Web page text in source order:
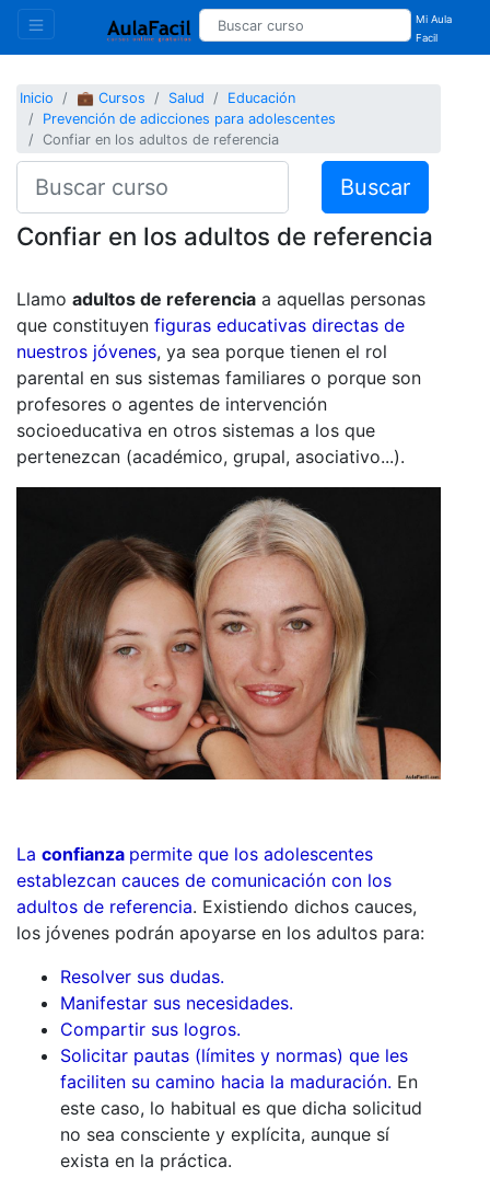
Mi Aula
Facil
Inicio 💼 Cursos Salud
Educación
Prevención de adicciones para adolescentes
Confiar en los adultos de referencia
Buscar
Confiar en los adultos de referencia
Llamo adultos de referencia a aquellas personas
que constituyen figuras educativas directas de
nuestros jóvenes, ya sea porque tienen el rol
parental en sus sistemas familiares o porque son
profesores o agentes de intervención
socioeducativa en otros sistemas a los que
pertenezcan (académico, grupal, asociativo...).
La confianza permite que los adolescentes
establezcan cauces de comunicación con los
adultos de referencia. Existiendo dichos cauces,
los jóvenes podrán apoyarse en los adultos para:
Resolver sus dudas.
Manifestar sus necesidades.
Compartir sus logros.
Solicitar pautas (límites y normas) que les
faciliten su camino hacia la maduración. En
este caso, lo habitual es que dicha solicitud
no sea consciente y explícita, aunque sí
exista en la práctica.